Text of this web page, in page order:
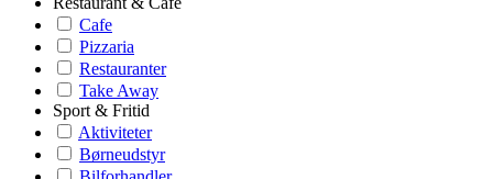
Cafe
Pizzaria
Restauranter
Take Away
Sport & Fritid
Aktiviteter
Børneudstyr